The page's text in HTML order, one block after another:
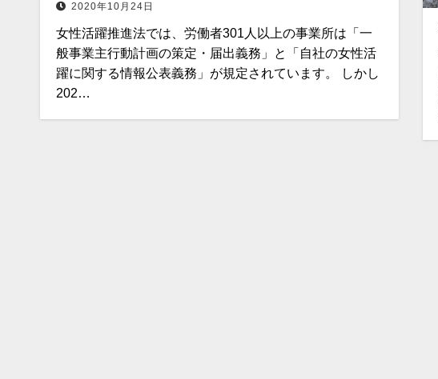
2020年10月24日
女性活躍推進法では、労働者301人以上の事業所は「一
般事業主行動計画の策定・届出義務」と「自社の女性活
躍に関する情報公表義務」が規定されています。 しかし
202…